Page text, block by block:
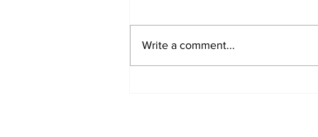
Write a comment...